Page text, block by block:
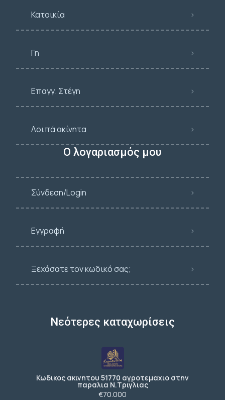
Κατοικία
Γη
Επαγγ. Στέγη
Λοιπά ακίνητα
Ο λογαριασμός μου
Σύνδεση/Login
Εγγραφή
Ξεχάσατε τον κωδικό σας;
Νεότερες καταχωρίσεις
Κωδικος ακινητου 51770 αγροτεμαχιο στην
παραλια Ν.Τριγλιας
€70.000